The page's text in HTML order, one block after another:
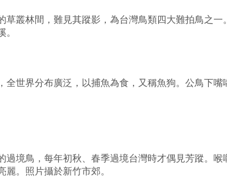
草叢林間，難見其蹤影，為台灣鳥類四大難拍鳥之
。
全世界分布廣泛，以捕魚為食，又稱魚狗。公鳥下
過境鳥，每年初秋、春季過境台灣時才偶見芳蹤。
麗。照片攝於新竹市郊。